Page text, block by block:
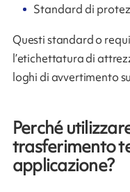
Standard di
Questi standard o
l’etichettatura di
loghi di avvertimento
Perché
trasferimento
applicazione?